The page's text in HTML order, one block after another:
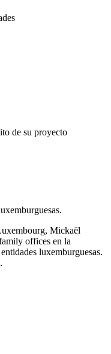
de su proyecto
Mickaël
offices en la
luxemburguesas.